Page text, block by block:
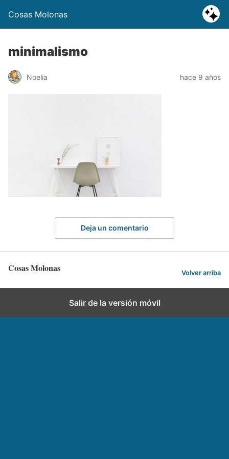
Cosas Molonas
minimalismo
Noelia hace 9 años
Deja un comentario
Cosas Molonas Volver arriba
Salir de la versión móvil